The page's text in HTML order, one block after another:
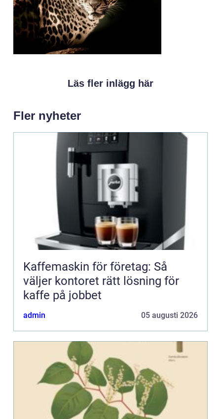
Läs fler inlägg här
Fler nyheter
Kaffemaskin för företag: Så
väljer kontoret rätt lösning för
kaffe på jobbet
admin 05 augusti 2026